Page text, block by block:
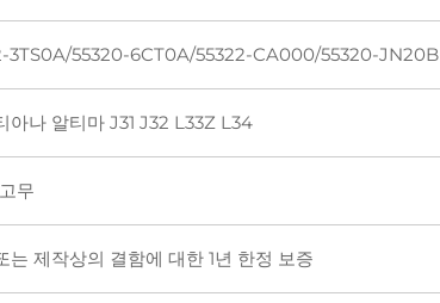
3TS0A/55320-6CT0A/55322-CA000/55320-JN20B
아나 알티마 J31 J32 L33Z L34
무
는 제작상의 결함에 대한 1년 한정 보증